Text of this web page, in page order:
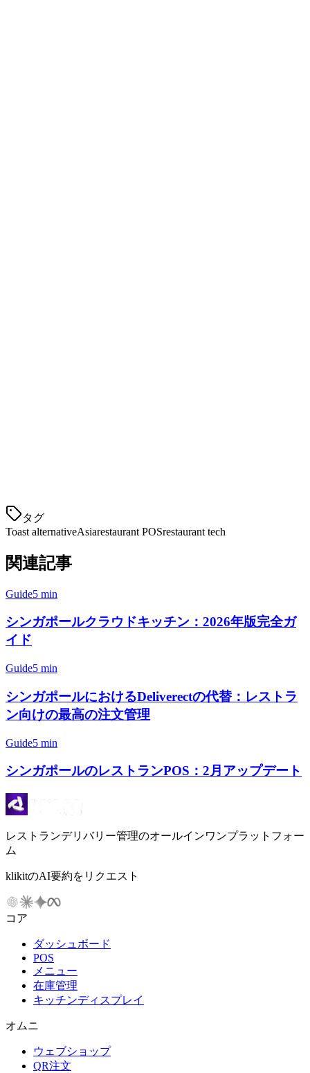
タグ
Toast alternativeAsiarestaurant POSrestaurant tech
関連記事
Guide5 min
シンガポールクラウドキッチン：2026年版完全ガ
イド
Guide5 min
シンガポールにおけるDeliverectの代替：レストラ
ン向けの最高の注文管理
Guide5 min
シンガポールのレストランPOS：2月アップデート
レストランデリバリー管理のオールインワンプラットフォー
ム
klikitのAI要約をリクエスト
コア
ダッシュボード
POS
メニュー
在庫管理
キッチンディスプレイ
オムニ
ウェブショップ
QR注文